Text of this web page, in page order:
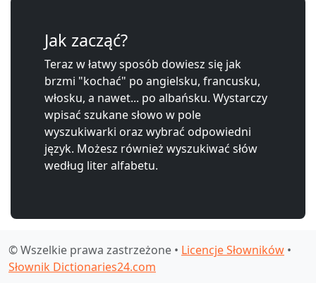
Jak zacząć?
Teraz w łatwy sposób dowiesz się jak
brzmi "kochać" po angielsku, francusku,
włosku, a nawet... po albańsku. Wystarczy
wpisać szukane słowo w pole
wyszukiwarki oraz wybrać odpowiedni
język. Możesz również wyszukiwać słów
według liter alfabetu.
© Wszelkie prawa zastrzeżone • Licencje Słowników •
Słownik Dictionaries24.com